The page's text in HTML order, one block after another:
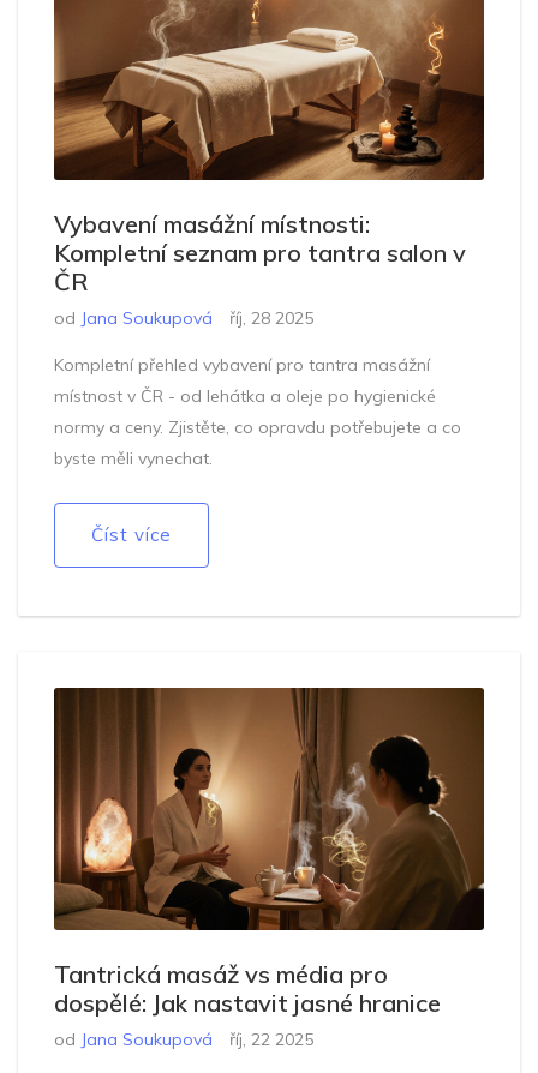
Vybavení masážní místnosti:
Kompletní seznam pro tantra salon v
ČR
od Jana Soukupová říj, 28 2025
Kompletní přehled vybavení pro tantra masážní
místnost v ČR - od lehátka a oleje po hygienické
normy a ceny. Zjistěte, co opravdu potřebujete a co
byste měli vynechat.
Číst více
Tantrická masáž vs média pro
dospělé: Jak nastavit jasné hranice
od Jana Soukupová říj, 22 2025